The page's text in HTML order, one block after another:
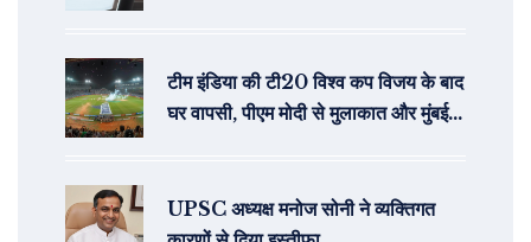
टीम इंडिया की टी20 विश्व कप विजय के बाद
घर वापसी, पीएम मोदी से मुलाकात और मुंबई में
UPSC अध्यक्ष मनोज सोनी ने व्यक्तिगत